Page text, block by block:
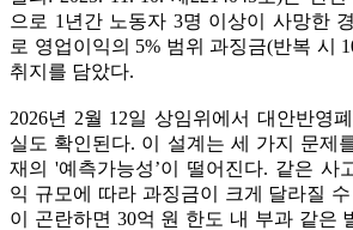
으로 1년간 노동자 3명 이상이 사망한
로 영업이익의 5% 범위 과징금(반복 시
취지를 담았다.
2026년 2월 12일 상임위에서 대안반영
실도 확인된다. 이 설계는 세 가지 문제
재의 '예측가능성’이 떨어진다. 같은 사
익 규모에 따라 과징금이 크게 달라질
이 곤란하면 30억 원 한도 내 부과 같은